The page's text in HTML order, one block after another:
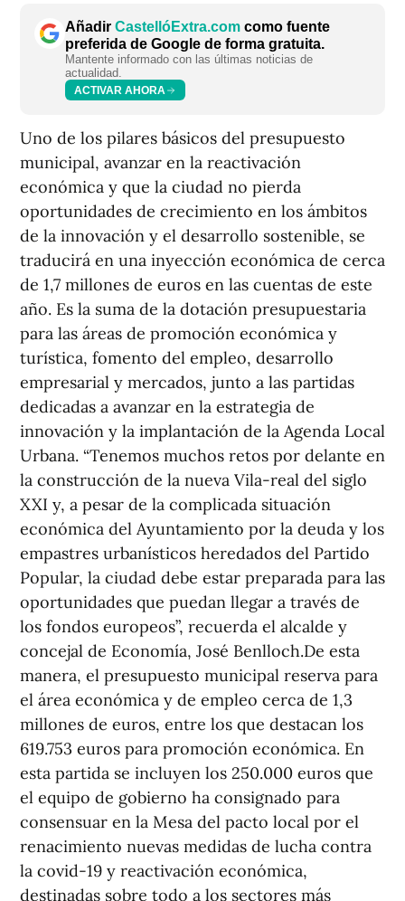
Añadir CastellóExtra.com como fuente
preferida de Google de forma gratuita.
Mantente informado con las últimas noticias de
actualidad.
ACTIVAR AHORA
Uno de los pilares básicos del presupuesto
municipal, avanzar en la reactivación
económica y que la ciudad no pierda
oportunidades de crecimiento en los ámbitos
de la innovación y el desarrollo sostenible, se
traducirá en una inyección económica de cerca
de 1,7 millones de euros en las cuentas de este
año. Es la suma de la dotación presupuestaria
para las áreas de promoción económica y
turística, fomento del empleo, desarrollo
empresarial y mercados, junto a las partidas
dedicadas a avanzar en la estrategia de
innovación y la implantación de la Agenda Local
Urbana. “Tenemos muchos retos por delante en
la construcción de la nueva Vila-real del siglo
XXI y, a pesar de la complicada situación
económica del Ayuntamiento por la deuda y los
empastres urbanísticos heredados del Partido
Popular, la ciudad debe estar preparada para las
oportunidades que puedan llegar a través de
los fondos europeos”, recuerda el alcalde y
concejal de Economía, José Benlloch.De esta
manera, el presupuesto municipal reserva para
el área económica y de empleo cerca de 1,3
millones de euros, entre los que destacan los
619.753 euros para promoción económica. En
esta partida se incluyen los 250.000 euros que
el equipo de gobierno ha consignado para
consensuar en la Mesa del pacto local por el
renacimiento nuevas medidas de lucha contra
la covid-19 y reactivación económica,
destinadas sobre todo a los sectores más